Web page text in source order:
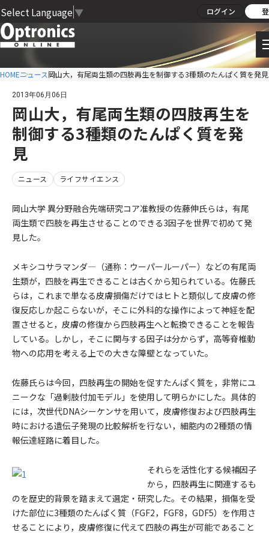
Select Language ▼ ログイン
HOMEニュース岡山大，有尾両生類の四肢再生を制御する3種類のたんぱく質を発見
2013年06月06日
岡山大，有尾両生類の四肢再生を
制御する3種類のたんぱく質を発
見
ニュース ライフサイエンス
岡山大学 異分野融合先端研究コア准教授の佐藤伸氏らは，有尾
両生類で四肢を再生させることのできる3因子を世界で初めて発
見した。
メキシコサラマンダ―（通称：ウーパールーパー）などの有尾両
生類が，四肢を再生できることは古くから知られている。佐藤氏
らは，これまで単なる皮膚損傷だけではヒトと類似して皮膚の修
復反応しか起こらないが，そこに外科的な操作によって神経を配
置させると，皮膚の修復から四肢再生へと転換できることを報告
している。しかし，そこに関与する因子は分からず，高等脊椎動
物への応用を考える上での大きな障壁となっていた。
佐藤氏らは今回，四肢再生の開始を促すたんぱく質を，非常にユ
ニークな「過剰肢付加モデル」を使用して明らかにした。具体的
には，次世代DNAシーケンサを用いて，皮膚修復および四肢再生
時における遺伝子発現の比較解析を行ない，細胞内の2種類の情
報伝達経路に着目した。
それらを活性化する候補因子
から，四肢再生に関連するも
のを歴史的背景を踏まえて選定・研究した。その結果，損傷を受
けた部位に3種類のたんぱく質（FGF2，FGF8，GDF5）を作用さ
せることにより，皮膚修復に代えて四肢の再生が可能であること